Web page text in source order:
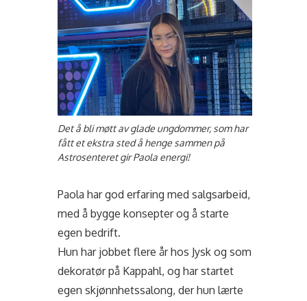
Det å bli møtt av glade ungdommer, som har
fått et ekstra sted å henge sammen på
Astrosenteret gir Paola energi!
Paola har god erfaring med salgsarbeid,
med å bygge konsepter og å starte
egen bedrift.
Hun har jobbet flere år hos Jysk og som
dekoratør på Kappahl, og har startet
egen skjønnhetssalong, der hun lærte